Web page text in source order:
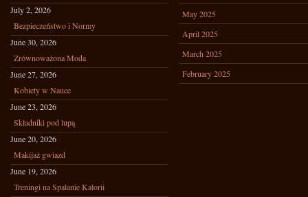
July 2, 2026
Bezpieczeństwo i Normy
June 30, 2026
Zrównoważona Moda
June 27, 2026
Kobiety w Nauce
June 23, 2026
Składniki pod lupą
June 20, 2026
Makijaż gwiazd
June 19, 2026
Treningi na Spalanie Kalorii
May 2025
April 2025
March 2025
February 2025